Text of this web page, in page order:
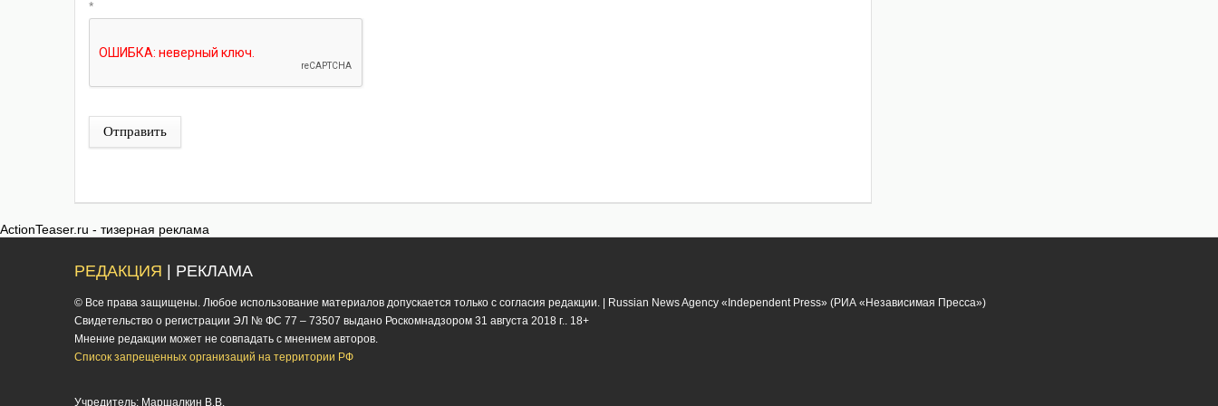
*
Отправить
ActionTeaser.ru - тизерная реклама
РЕДАКЦИЯ | РЕКЛАМА
© Все права защищены. Любое использование материалов допускается только с согласия редакции. | Russian News Agency «Independent Press» (РИА «Независимая Пресса»)
Cвидетельство о регистрации ЭЛ № ФС 77 – 73507 выдано Роскомнадзором 31 августа 2018 г.. 18+
Мнение редакции может не совпадать с мнением авторов.
Список запрещенных организаций на территории РФ
Учредитель: Маршалкин В.В.